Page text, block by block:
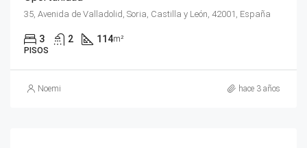
35, Avenida de Valladolid, Soria, Castilla y León, 42001, España
3 2 114m²
PISOS
Noemi hace 3 años